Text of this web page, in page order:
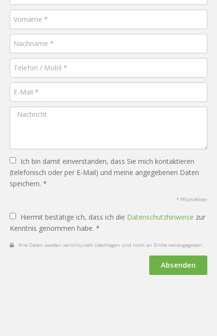
Ich bin damit einverstanden, dass Sie mich kontaktieren
(telefonisch oder per E-Mail) und meine angegebenen Daten
speichern. *
* Pflichtfelder
Hiermit bestätige ich, dass ich die Datenschutzhinweise zur
Kenntnis genommen habe. *
Ihre Daten werden verschlüsselt übertragen und nicht an Dritte weitergegeben.
Absenden